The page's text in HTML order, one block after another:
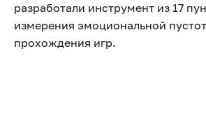
разработали инструмент из 17
измерения эмоциональной
прохождения игр.